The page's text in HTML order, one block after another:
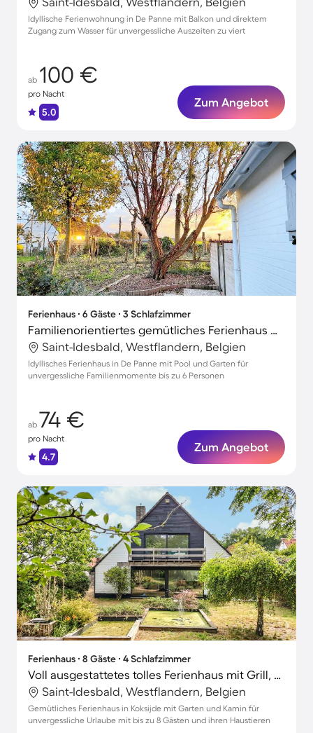
Idyllische Ferienwohnung in De Panne mit Balkon und direktem
Zugang zum Wasser für unvergessliche Auszeiten zu viert
ab 100 €
pro Nacht
5.0
Zum Angebot
Ferienhaus ∙ 6 Gäste ∙ 3 Schlafzimmer
Familienorientiertes gemütliches Ferienhaus mit Grill, Garten und Pool | Naturblick
Saint-Idesbald, Westflandern, Belgien
Idyllisches Ferienhaus in De Panne mit Pool und Garten für
unvergessliche Familienmomente bis zu 6 Personen
ab 74 €
pro Nacht
4.7
Zum Angebot
Ferienhaus ∙ 8 Gäste ∙ 4 Schlafzimmer
Voll ausgestattetes tolles Ferienhaus mit Grill, Terrasse und Garten | Haustiere erlaubt
Saint-Idesbald, Westflandern, Belgien
Gemütliches Ferienhaus in Koksijde mit Garten und Kamin für
unvergessliche Urlaube mit bis zu 8 Gästen und ihren Haustieren